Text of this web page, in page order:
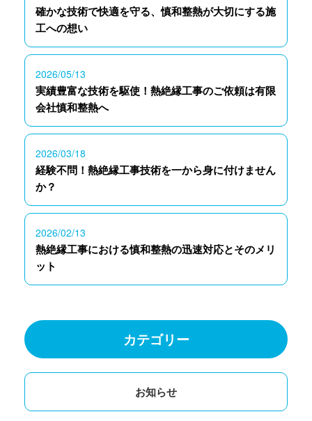
確かな技術で快適を守る、慎和整熱が大切にする施
工への想い
2026/05/13
実績豊富な技術を駆使！熱絶縁工事のご依頼は有限
会社慎和整熱へ
2026/03/18
経験不問！熱絶縁工事技術を一から身に付けません
か？
2026/02/13
熱絶縁工事における慎和整熱の迅速対応とそのメリ
ット
カテゴリー
お知らせ